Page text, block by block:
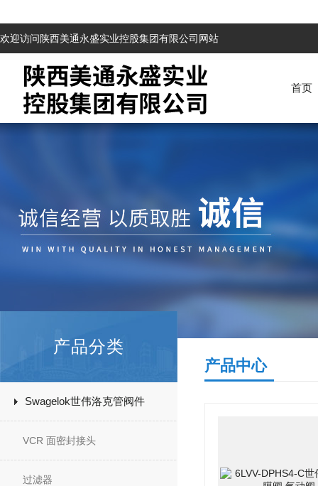
欢迎访问陕西美通永盛实业控股集团有限公司网站
首页
产品分类
Swagelok世伟洛克管阀件
VCR 面密封接头
过滤器
产品中心